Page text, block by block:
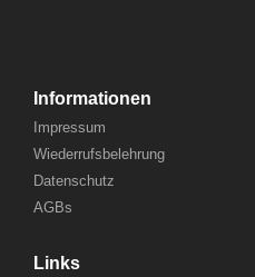
Informationen
Impressum
Wiederrufsbelehrung
Datenschutz
AGBs
Links